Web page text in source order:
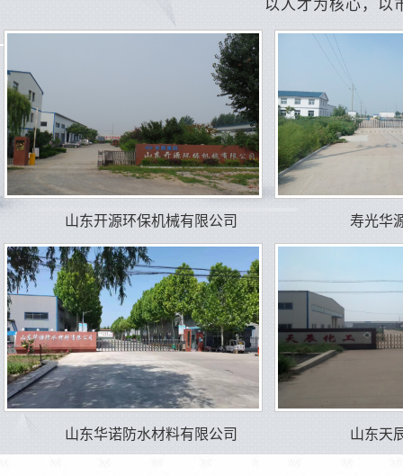
以人才为核心，以
山东开源环保机械有限公司 寿光华
山东华诺防水材料有限公司 山东天